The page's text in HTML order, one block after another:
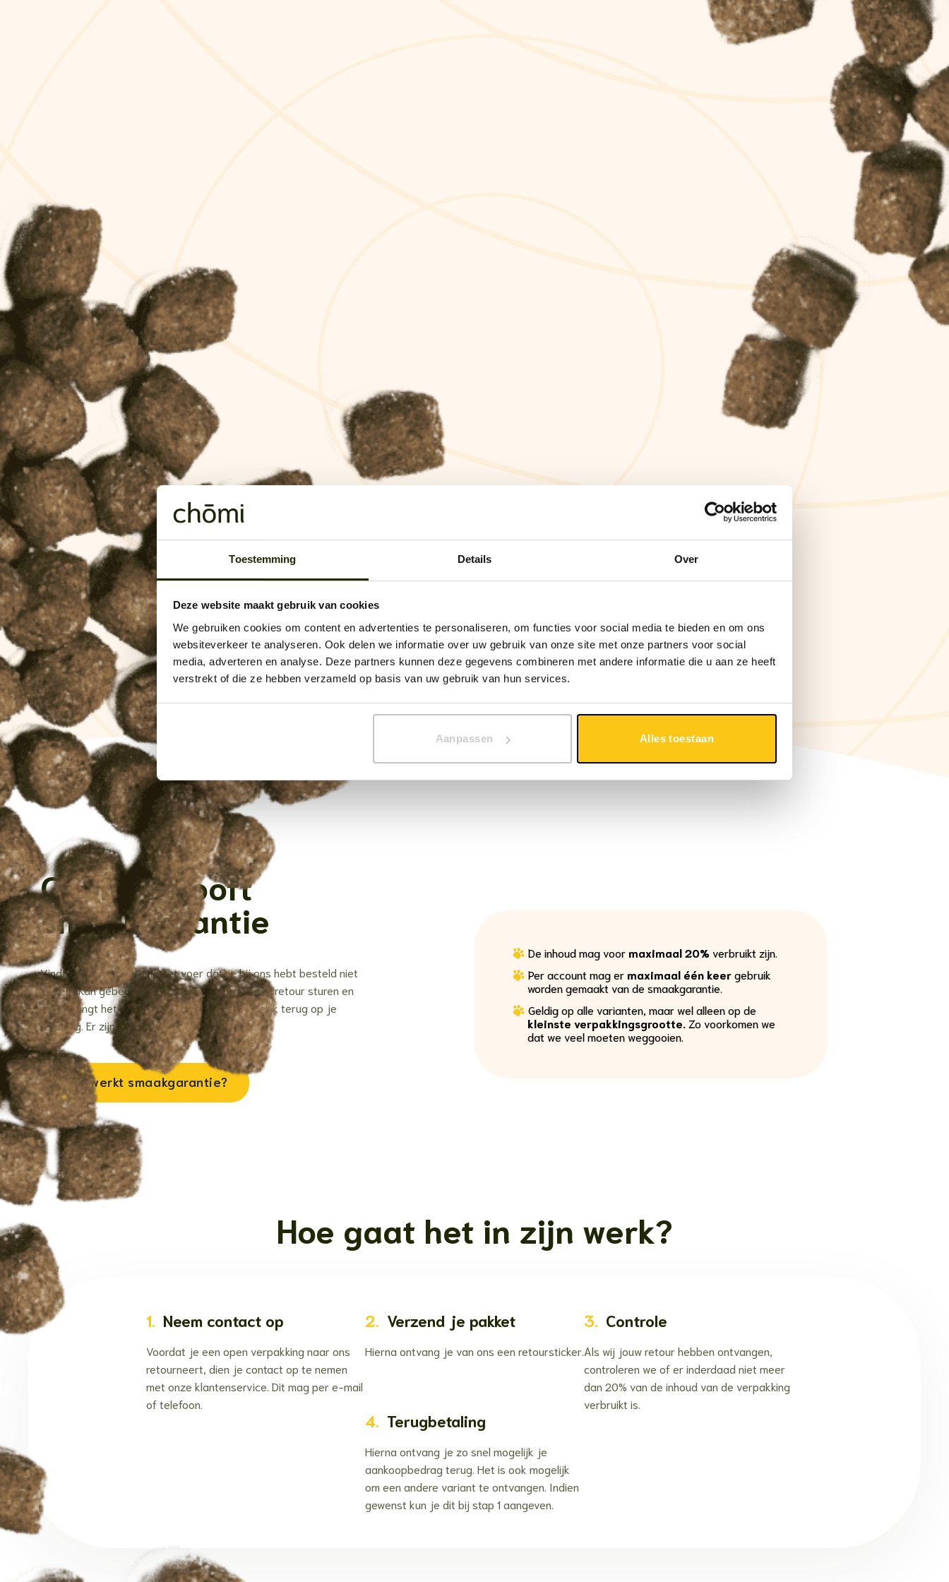
Toestemming Details Over
Deze website maakt gebruik van cookies
We gebruiken cookies om content en advertenties te personaliseren, om functies voor social media te bieden en om ons
websiteverkeer te analyseren. Ook delen we informatie over uw gebruik van onze site met onze partners voor social
media, adverteren en analyse. Deze partners kunnen deze gegevens combineren met andere informatie die u aan ze heeft
verstrekt of die ze hebben verzameld op basis van uw gebruik van hun services.
Aanpassen Alles toestaan
Ontwikkeld door dierenartsen en voedingsdeskundigen Rechtstreeks uit de natuur Graan- en glutenvrij
Chōmi belooft
smaakgarantie
Vindt jouw beste vriend het voer dat je bij ons hebt besteld niet
lekker? Kan gebeuren! Je mag het voer aan ons retour sturen en
je ontvangt het aankoopbedrag zo snel mogelijk terug op je
rekening. Er zijn een aantal voorwaarden:
Hoe werkt smaakgarantie?
De inhoud mag voormaximaal 20% verbruikt zijn.
Per account mag ermaximaal één keergebruik
worden gemaakt van de smaakgarantie.
Geldig op alle varianten, maar wel alleen op de
kleinste verpakkingsgrootte. Zo voorkomen we
dat we veel moeten weggooien.
Hoe gaat het in zijn werk?
1. Neem contact op
Voordat je een open verpakking naar ons
retourneert, dien je contact op te nemen
met onze klantenservice. Dit mag per e-mail
of telefoon.
2. Verzend je pakket
Hierna ontvang je van ons een retoursticker.
3. Controle
Als wij jouw retour hebben ontvangen,
controleren we of er inderdaad niet meer
dan 20% van de inhoud van de verpakking
verbruikt is.
4. Terugbetaling
Hierna ontvang je zo snel mogelijk je
aankoopbedrag terug. Het is ook mogelijk
om een andere variant te ontvangen. Indien
gewenst kun je dit bij stap 1 aangeven.